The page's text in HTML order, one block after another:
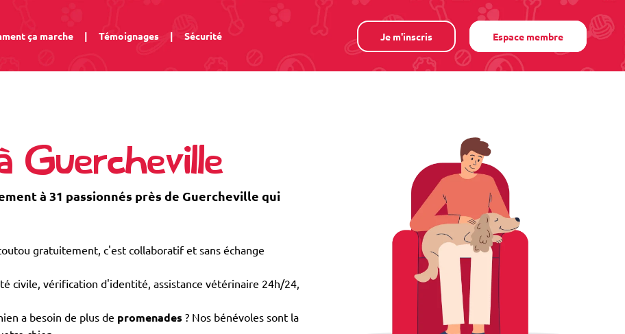
ça marche | Témoignages | Sécurité Je m'inscris Espace membre
Guercheville
à 31 passionnés près de Guercheville qui
gratuitement, c'est collaboratif et sans échange
civile, vérification d'identité, assistance vétérinaire 24h/24,
a besoin de plus de promenades ? Nos bénévoles sont la